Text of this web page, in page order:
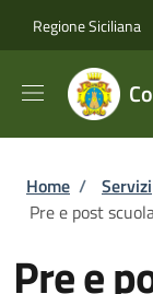
Regione Siciliana
Briciole
Home / Servizi
Pre e post
Pre e